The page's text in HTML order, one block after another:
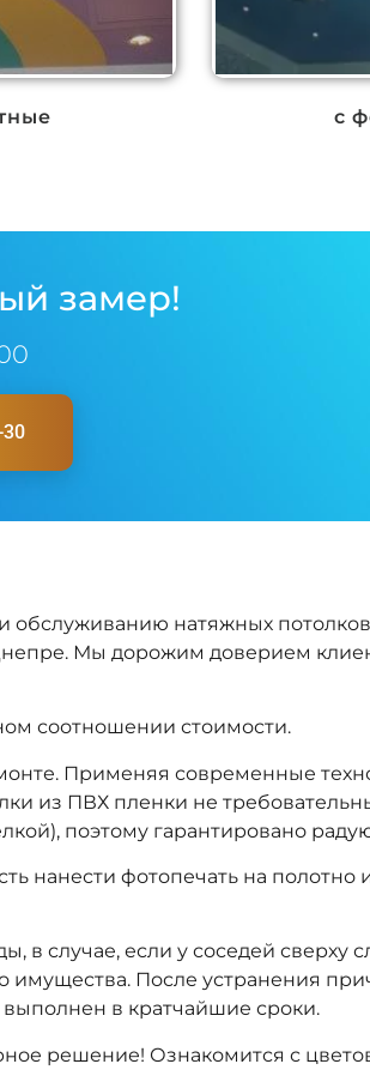
с
замер!
и обслуживанию натяжных
Мы дорожим доверием
соотношении стоимости.
Применяя современные
из ПВХ пленки не требовательн
поэтому гарантировано
нанести фотопечать на полотно
случае, если у соседей сверху
имущества. После устранения
выполнен в кратчайшие сроки.
решение! Ознакомится с